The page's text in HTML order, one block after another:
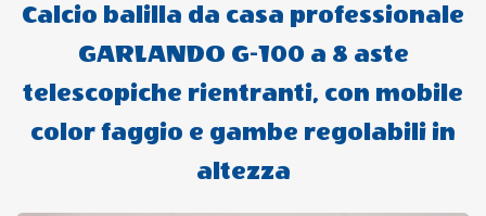
Calcio balilla da casa professionale
GARLANDO G-100 a 8 aste
telescopiche rientranti, con mobile
color faggio e gambe regolabili in
altezza